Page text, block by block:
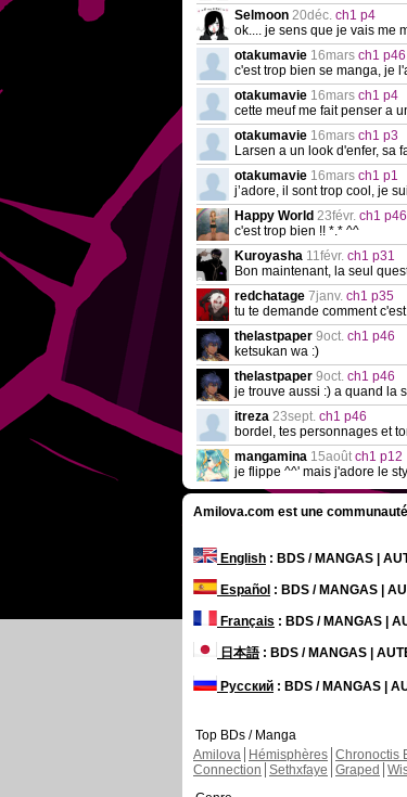
Selmoon 20déc. ch1 p4
ok.... je sens que je vais me
otakumavie 16mars ch1 p46
c'est trop bien se manga, je
otakumavie 16mars ch1 p4
cette meuf me fait penser a
otakumavie 16mars ch1 p3
Larsen a un look d'enfer, sa
otakumavie 16mars ch1 p1
j’adore, il sont trop cool, je
Happy World 23févr. ch1 p46
c'est trop bien !! *.* ^^
Kuroyasha 11févr. ch1 p31
Bon maintenant, la seul
redchatage 7janv. ch1 p35
tu te demande comment
thelastpaper 9oct. ch1 p46
ketsukan wa :)
thelastpaper 9oct. ch1 p46
je trouve aussi :) a quand la
itreza 23sept. ch1 p46
bordel, tes personnages et
mangamina 15août ch1 p12
je flippe ^^' mais j'adore le
Amilova.com est une
English : BDS / MANGAS |
Español : BDS / MANGAS |
Français : BDS / MANGAS |
日本語: BDS / MANGAS |
Русский : BDS / MANGAS |
Top BDs / Manga
Amilova
Hémisphères Chronoctis
Connection Sethxfaye Graped